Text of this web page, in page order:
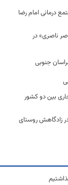
تومانی برای مجتمع درمانی امام رضا
ناصری» در
جنوبی
بین دو کشور
زادگاهش روستای